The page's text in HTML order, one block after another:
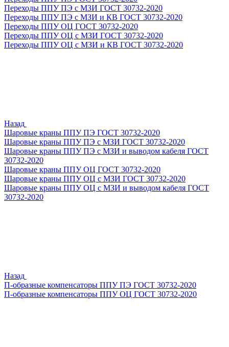
Переходы ППУ ПЭ с МЗИ ГОСТ 30732-2020
Переходы ППУ ПЭ с МЗИ и КВ ГОСТ 30732-2020
Переходы ППУ ОЦ ГОСТ 30732-2020
Переходы ППУ ОЦ с МЗИ ГОСТ 30732-2020
Переходы ППУ ОЦ с МЗИ и КВ ГОСТ 30732-2020
Назад
Шаровые краны ППУ ПЭ ГОСТ 30732-2020
Шаровые краны ППУ ПЭ с МЗИ ГОСТ 30732-2020
Шаровые краны ППУ ПЭ с МЗИ и выводом кабеля ГОСТ
30732-2020
Шаровые краны ППУ ОЦ ГОСТ 30732-2020
Шаровые краны ППУ ОЦ с МЗИ ГОСТ 30732-2020
Шаровые краны ППУ ОЦ с МЗИ и выводом кабеля ГОСТ
30732-2020
Назад
П-образные компенсаторы ППУ ПЭ ГОСТ 30732-2020
П-образные компенсаторы ППУ ОЦ ГОСТ 30732-2020